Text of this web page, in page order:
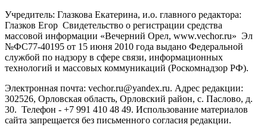
Учредитель: Глазкова Екатерина, и.о. главного редактора:
Глазков Егор Свидетельство о регистрации средства
массовой информации «Вечерний Орел, www.vechor.ru» Эл
№ФС77-40195 от 15 июня 2010 года выдано Федеральной
службой по надзору в сфере связи, информационных
технологий и массовых коммуникаций (Роскомнадзор РФ).
Электронная почта: vechor.ru@yandex.ru. Адрес редакции:
302526, Орловская область, Орловский район, с. Паслово, д.
30. Телефон - +7 991 410 48 49. Использование материалов
сайта запрещается без письменного согласия редакции.